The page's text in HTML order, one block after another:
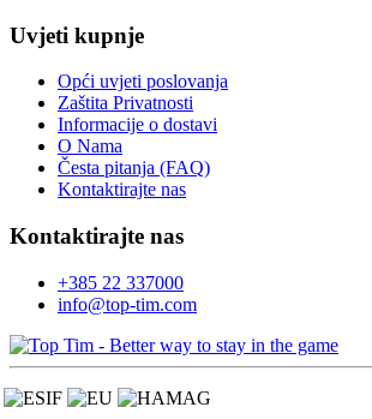
Uvjeti kupnje
Opći uvjeti poslovanja
Zaštita Privatnosti
Informacije o dostavi
O Nama
Česta pitanja (FAQ)
Kontaktirajte nas
Kontaktirajte nas
+385 22 337000
info@top-tim.com